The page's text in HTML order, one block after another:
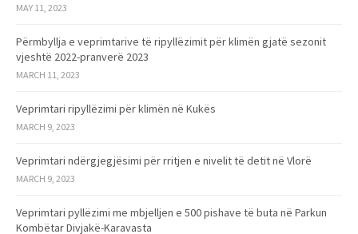
MAY 11, 2023
Përmbyllja e veprimtarive të ripyllëzimit për klimën gjatë sezonit
vjeshtë 2022-pranverë 2023
MARCH 11, 2023
Veprimtari ripyllëzimi për klimën në Kukës
MARCH 9, 2023
Veprimtari ndërgjegjësimi për rritjen e nivelit të detit në Vlorë
MARCH 9, 2023
Veprimtari pyllëzimi me mbjelljen e 500 pishave të buta në Parkun
Kombëtar Divjakë-Karavasta